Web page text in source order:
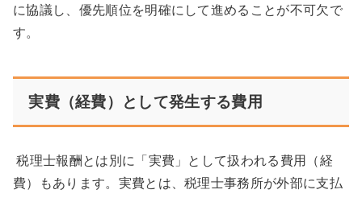
に協議し、優先順位を明確にして進めることが不可欠で
す。
実費（経費）として発生する費用
税理士報酬とは別に「実費」として扱われる費用（経
費）もあります。実費とは、税理士事務所が外部に支払